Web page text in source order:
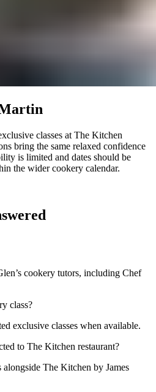
classes at The Kitchen
bring the same relaxed confidence
is limited and dates should be
cookery tutors, including Chef
The Kitchen by James